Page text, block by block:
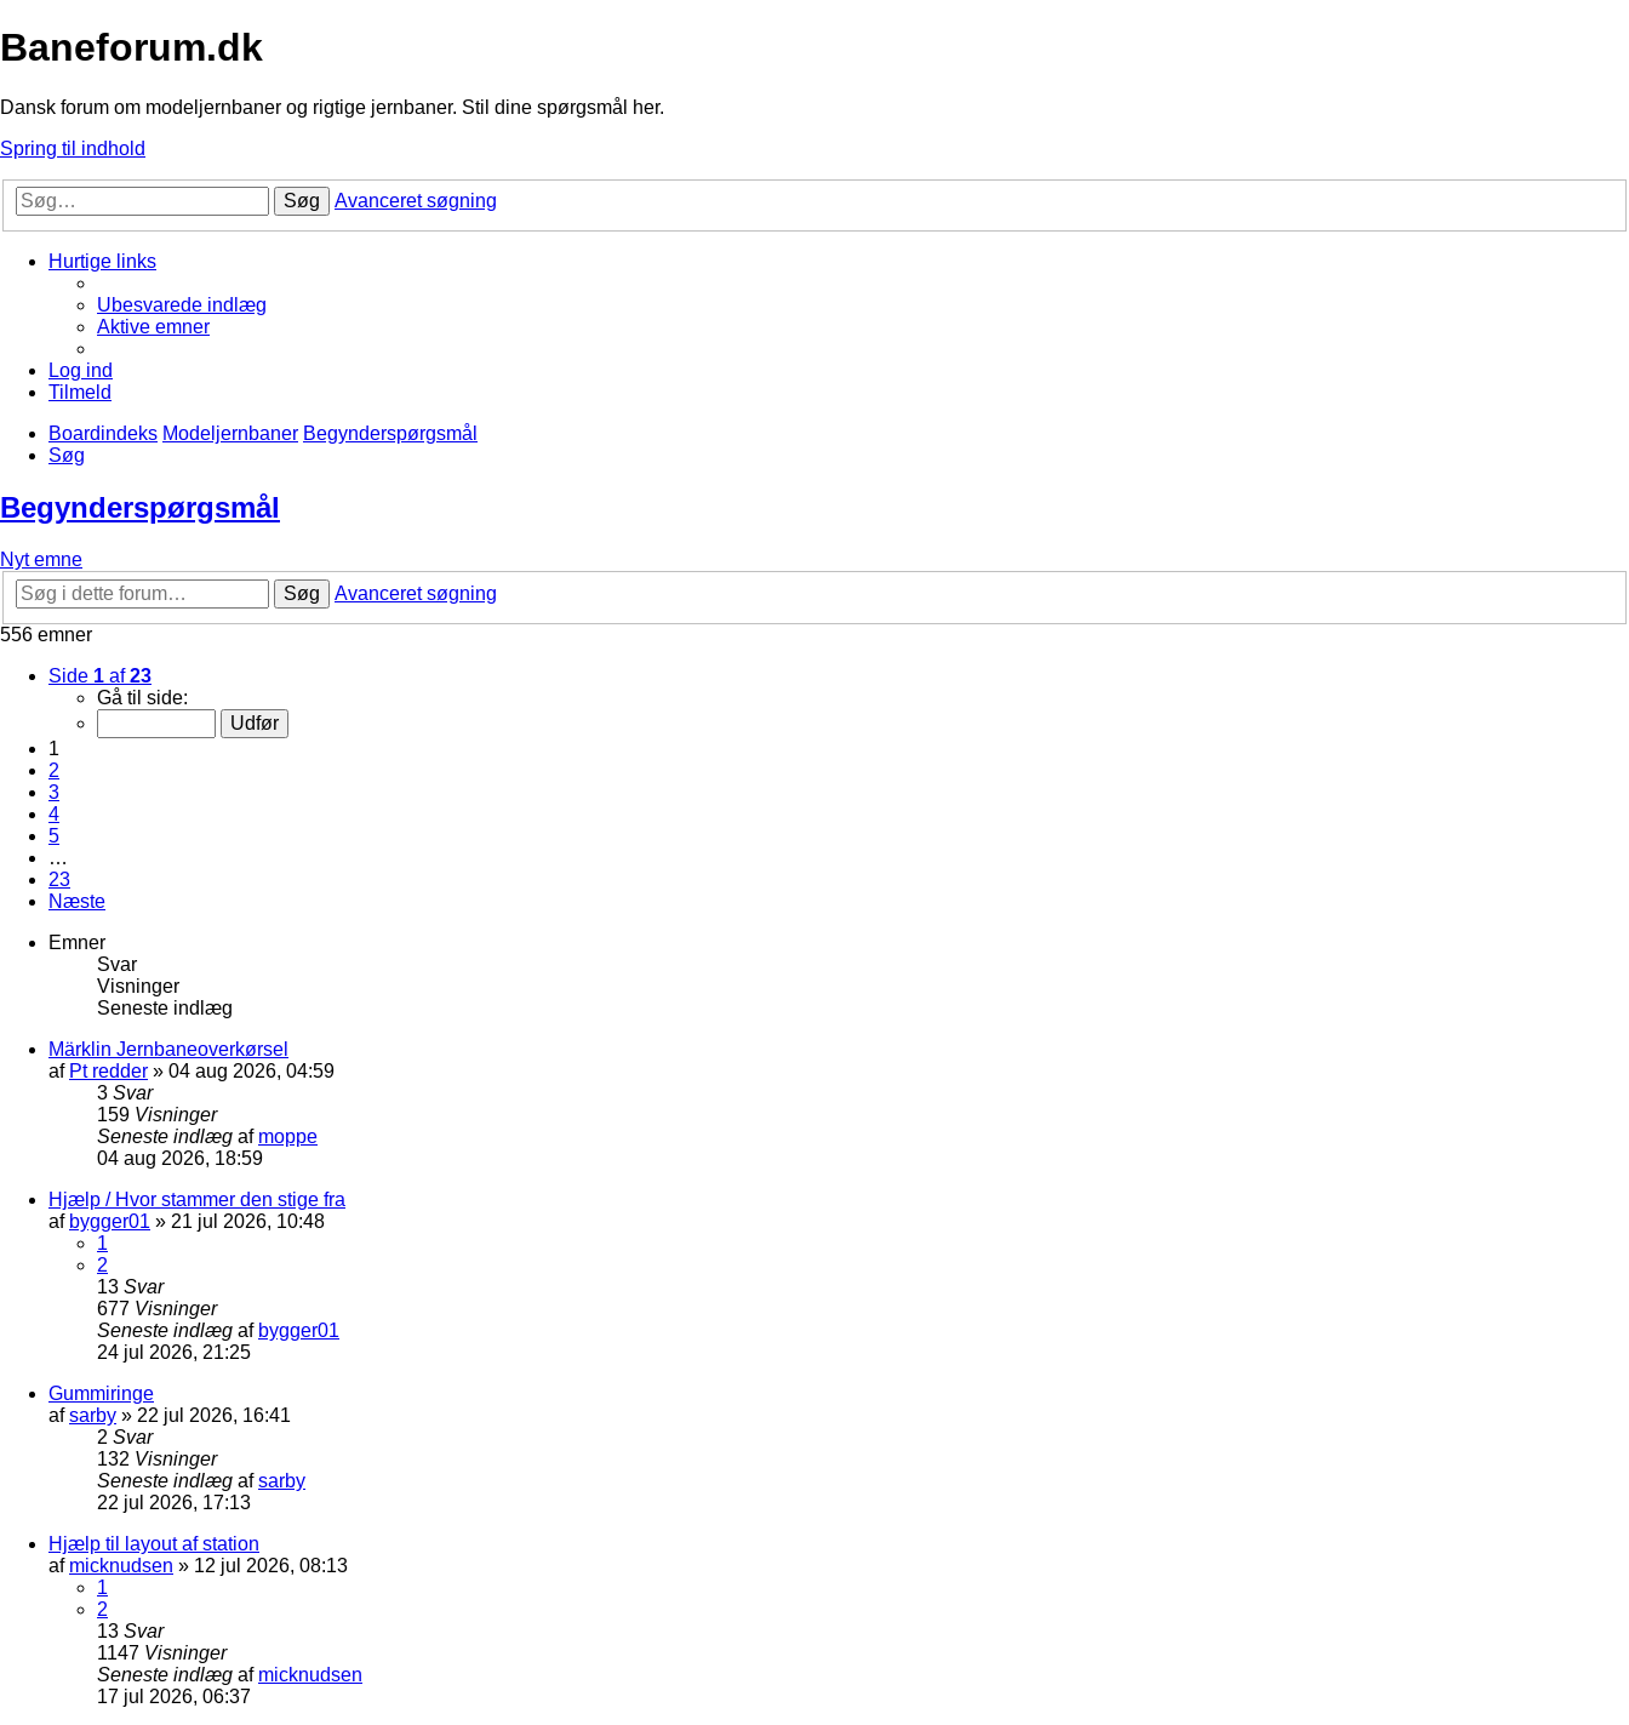
Baneforum.dk
Dansk forum om modeljernbaner og rigtige jernbaner. Stil dine spørgsmål her.
Spring til indhold
Søg Avanceret søgning
Hurtige links
Ubesvarede indlæg
Aktive emner
Log ind
Tilmeld
Boardindeks Modeljernbaner Begynderspørgsmål
Søg
Begynderspørgsmål
Nyt emne
Søg
Avanceret søgning
556 emner
Side 1 af23
Gå til side:
1
2
3
4
5
…
23
Næste
Emner
Svar
Visninger
Seneste indlæg
Märklin Jernbaneoverkørsel
af Pt redder » 04 aug 2026, 04:59
3 Svar
159 Visninger
Seneste indlæg af moppe
04 aug 2026, 18:59
Hjælp / Hvor stammer den stige fra
af bygger01 » 21 jul 2026, 10:48
1
2
13 Svar
677 Visninger
Seneste indlæg af bygger01
24 jul 2026, 21:25
Gummiringe
afsarby » 22 jul 2026, 16:41
2 Svar
132 Visninger
Seneste indlæg afsarby
22 jul 2026, 17:13
Hjælp til layout af station
af micknudsen » 12 jul 2026, 08:13
1
2
13 Svar
1147 Visninger
Seneste indlæg af micknudsen
17 jul 2026, 06:37